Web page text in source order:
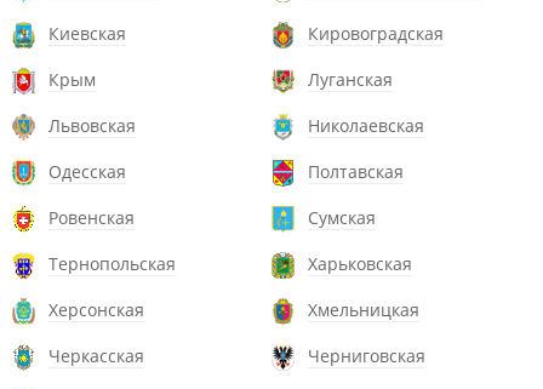
Киевская
Кировоградская
Крым
Луганская
Львовская
Николаевская
Одесская
Полтавская
Ровенская
Сумская
Тернопольская
Харьковская
Херсонская
Хмельницкая
Черкасская
Черниговская